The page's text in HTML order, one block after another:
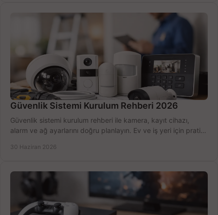
Güvenlik Sistemi Kurulum Rehberi 2026
Güvenlik sistemi kurulum rehberi ile kamera, kayıt cihazı,
alarm ve ağ ayarlarını doğru planlayın. Ev ve iş yeri için pratik
30 Haziran 2026